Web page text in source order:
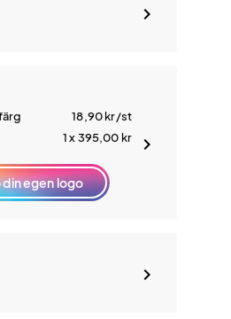
18,90kr/st
1 x 395,00 kr
din egen logo